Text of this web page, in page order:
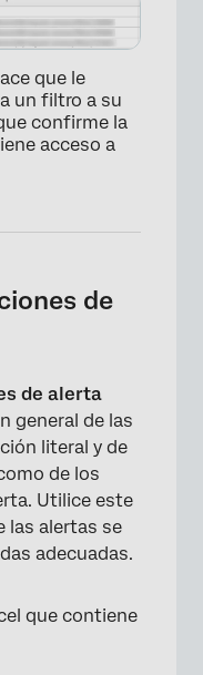
que le
un filtro a su
confirme la
acceso a
de
de alerta
general de las
literal y de
de los
Utilice este
las alertas se
adecuadas.
que contiene